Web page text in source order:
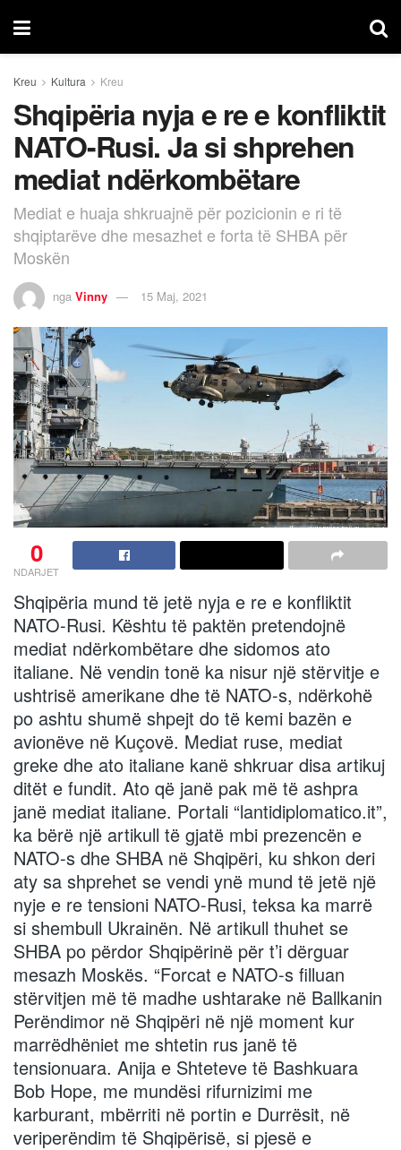
Kreu Kultura Kreu
Shqipëria nyja e re e konfliktit
NATO-Rusi. Ja si shprehen
mediat ndërkombëtare
Mediat e huaja shkruajnë për pozicionin e ri të
shqiptarëve dhe mesazhet e forta të SHBA për
Moskën
nga Vinny 15 Maj, 2021
0
NDARJET
Shqipëria mund të jetë nyja e re e konfliktit
NATO-Rusi. Kështu të paktën pretendojnë
mediat ndërkombëtare dhe sidomos ato
italiane. Në vendin tonë ka nisur një stërvitje e
ushtrisë amerikane dhe të NATO-s, ndërkohë
po ashtu shumë shpejt do të kemi bazën e
avionëve në Kuçovë. Mediat ruse, mediat
greke dhe ato italiane kanë shkruar disa artikuj
ditët e fundit. Ato që janë pak më të ashpra
janë mediat italiane. Portali “lantidiplomatico.it”,
ka bërë një artikull të gjatë mbi prezencën e
NATO-s dhe SHBA në Shqipëri, ku shkon deri
aty sa shprehet se vendi ynë mund të jetë një
nyje e re tensioni NATO-Rusi, teksa ka marrë
si shembull Ukrainën. Në artikull thuhet se
SHBA po përdor Shqipërinë për t’i dërguar
mesazh Moskës. “Forcat e NATO-s filluan
stërvitjen më të madhe ushtarake në Ballkanin
Perëndimor në Shqipëri në një moment kur
marrëdhëniet me shtetin rus janë të
tensionuara. Anija e Shteteve të Bashkuara
Bob Hope, me mundësi rifurnizimi me
karburant, mbërriti në portin e Durrësit, në
veriperëndim të Shqipërisë, si pjesë e